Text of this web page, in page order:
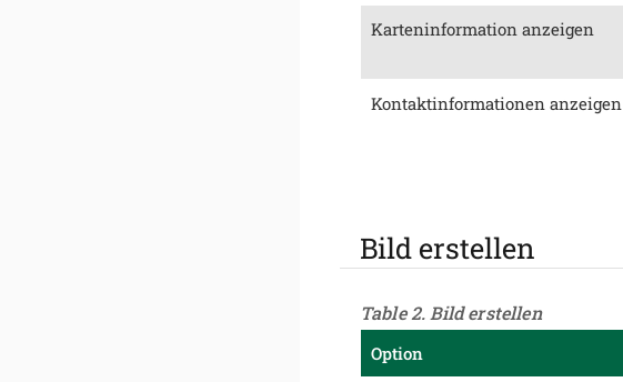
Karteninformation anzeigen
Kontaktinformationen anzeigen
Bild erstellen
Table 2. Bild erstellen
Option